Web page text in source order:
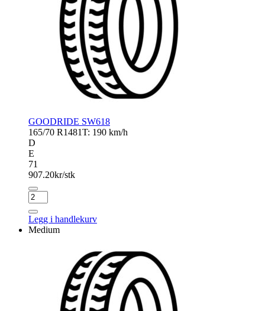
GOODRIDE SW618
165/70 R1481T: 190 km/h
D
E
71
907.20kr/stk
GOODRIDE
SW618
antall
Legg i handlekurv
Medium